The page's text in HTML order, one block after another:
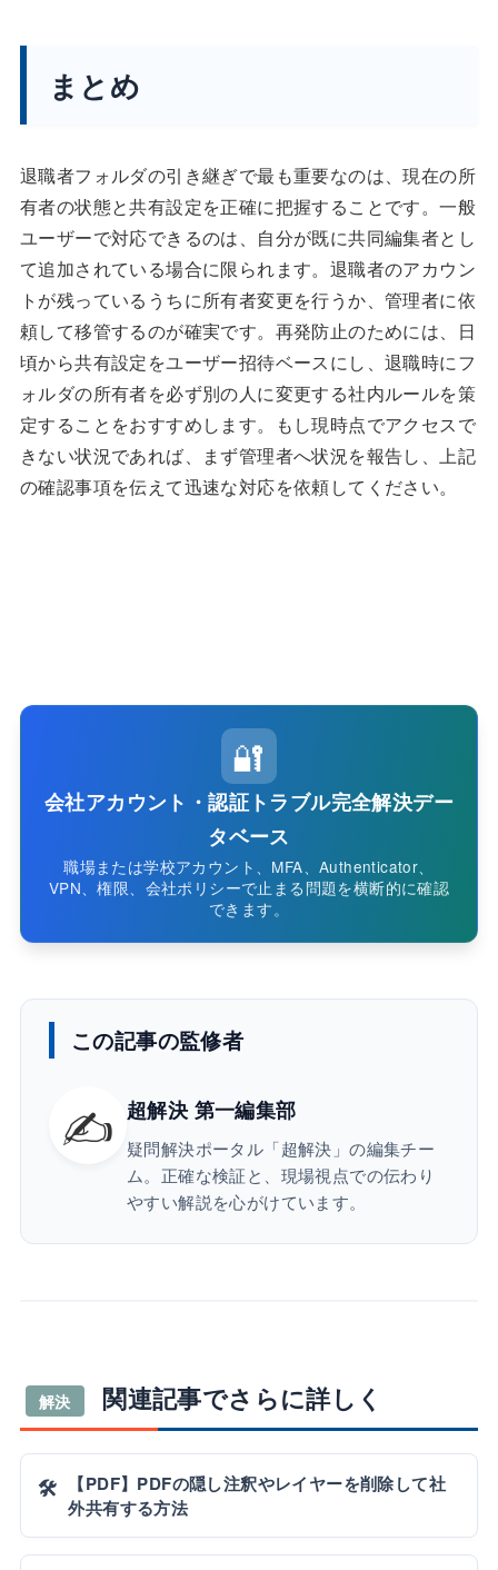
まとめ
退職者フォルダの引き継ぎで最も重要なのは、現在の所
有者の状態と共有設定を正確に把握することです。一般
ユーザーで対応できるのは、自分が既に共同編集者とし
て追加されている場合に限られます。退職者のアカウン
トが残っているうちに所有者変更を行うか、管理者に依
頼して移管するのが確実です。再発防止のためには、日
頃から共有設定をユーザー招待ベースにし、退職時にフ
ォルダの所有者を必ず別の人に変更する社内ルールを策
定することをおすすめします。もし現時点でアクセスで
きない状況であれば、まず管理者へ状況を報告し、上記
の確認事項を伝えて迅速な対応を依頼してください。
🔐
会社アカウント・認証トラブル完全解決デー
タベース
職場または学校アカウント、MFA、Authenticator、
VPN、権限、会社ポリシーで止まる問題を横断的に確認
できます。
この記事の監修者
✍️ 超解決 第一編集部
疑問解決ポータル「超解決」の編集チー
ム。正確な検証と、現場視点での伝わり
やすい解説を心がけています。
解決 関連記事でさらに詳しく
🛠️
【PDF】PDFの隠し注釈やレイヤーを削除して社
外共有する方法